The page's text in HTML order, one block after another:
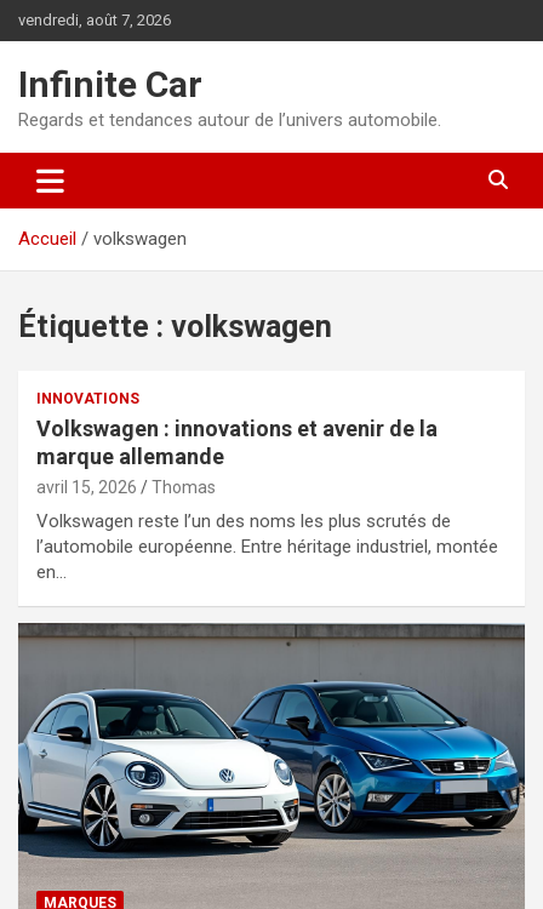
au
vendredi, août 7, 2026
Infinite Car
Regards et tendances autour de l’univers automobile.
Accueil volkswagen
Étiquette : volkswagen
INNOVATIONS
Volkswagen : innovations et avenir de la
marque allemande
avril 15, 2026 Thomas
Volkswagen reste l’un des noms les plus scrutés de
l’automobile européenne. Entre héritage industriel, montée
en…
MARQUES